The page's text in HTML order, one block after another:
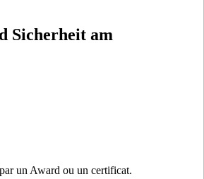
Sicherheit am
un Award ou un certificat.